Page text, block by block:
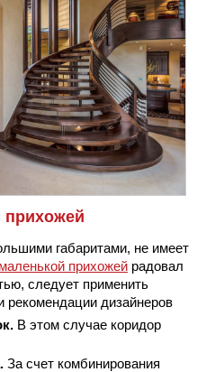
габаритами, не имеет
прихожей радовал
следует применить
дизайнеров
В этом случае коридор
За счет комбинирования